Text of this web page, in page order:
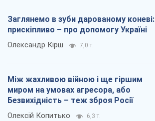
Заглянемо в зуби дарованому коневі:
прискіпливо – про допомогу Україні
Олександр Кірш 7,0 т.
Між жахливою війною і ще гіршим
миром на умовах агресора, або
Безвихідність – теж зброя Росії
Олексій Копитько 6,3 т.